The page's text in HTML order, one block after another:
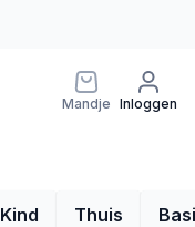
Mandje Inloggen
Kind Thuis